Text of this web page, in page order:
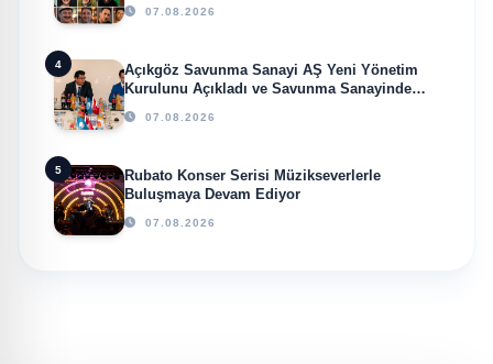
07.08.2026
4
Açıkgöz Savunma Sanayi AŞ Yeni Yönetim
Kurulunu Açıkladı ve Savunma Sanayinde
Küresel Vizyon Vurgusu
07.08.2026
5
Rubato Konser Serisi Müzikseverlerle
Buluşmaya Devam Ediyor
07.08.2026